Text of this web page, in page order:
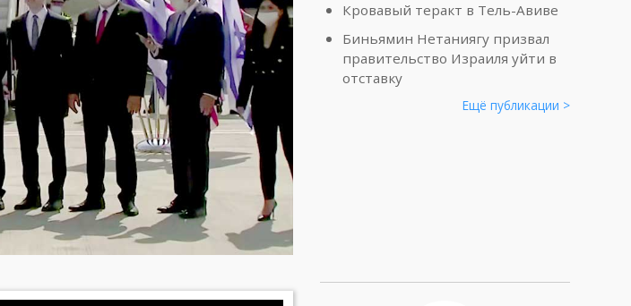
Кровавый теракт в Тель-Авиве
Биньямин Нетаниягу призвал
правительство Израиля уйти в
отставку
Ещё публикации >